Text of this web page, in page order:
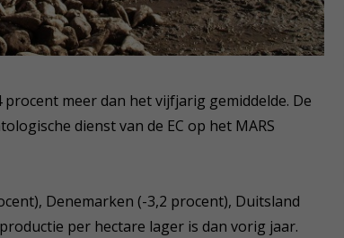
meer dan het vijfjarig gemiddelde. De
dienst van de EC op het MARS
Denemarken (-3,2 procent), Duitsland
per hectare lager is dan vorig jaar.